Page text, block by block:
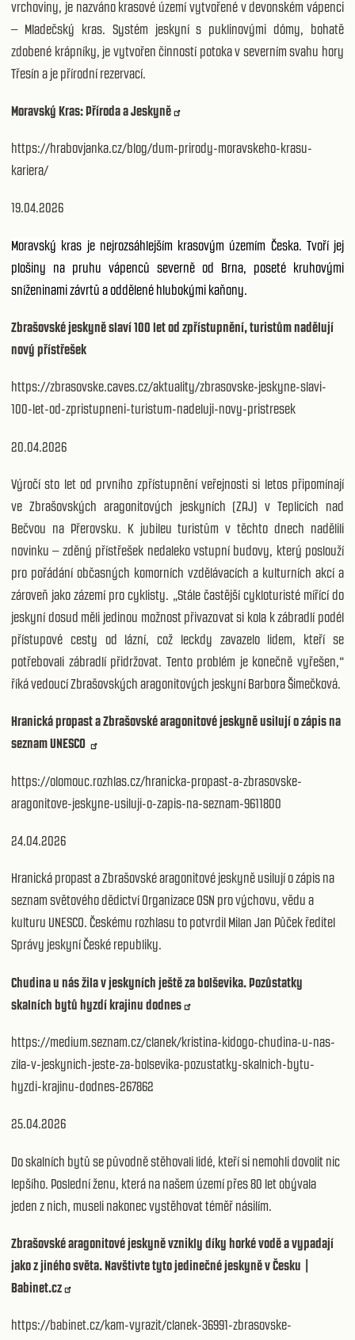
vrchoviny, je nazváno krasové území vytvořené v devonském vápenci
– Mladečský kras. Systém jeskyní s puklinovými dómy, bohatě
zdobené krápníky, je vytvořen činností potoka v severním svahu hory
Třesín a je přírodní rezervací.
Moravský Kras: Příroda a Jeskyně
https://hrabovjanka.cz/blog/dum-prirody-moravskeho-krasu-
kariera/
19.04.2026
Moravský kras je nejrozsáhlejším krasovým územím Česka. Tvoří jej
plošiny na pruhu vápenců severně od Brna, poseté kruhovými
sníženinami závrtů a oddělené hlubokými kaňony.
Zbrašovské jeskyně slaví 100 let od zpřístupnění, turistům nadělují
nový přístřešek
https://zbrasovske.caves.cz/aktuality/zbrasovske-jeskyne-slavi-
100-let-od-zpristupneni-turistum-nadeluji-novy-pristresek
20.04.2026
Výročí sto let od prvního zpřístupnění veřejnosti si letos připomínají
ve Zbrašovských aragonitových jeskyních (ZAJ) v Teplicích nad
Bečvou na Přerovsku. K jubileu turistům v těchto dnech nadělili
novinku – zděný přístřešek nedaleko vstupní budovy, který poslouží
pro pořádání občasných komorních vzdělávacích a kulturních akcí a
zároveň jako zázemí pro cyklisty. „Stále častější cykloturisté mířící do
jeskyní dosud měli jedinou možnost přivazovat si kola k zábradlí podél
přístupové cesty od lázní, což leckdy zavazelo lidem, kteří se
potřebovali zábradlí přidržovat. Tento problém je konečně vyřešen,“
říká vedoucí Zbrašovských aragonitových jeskyní Barbora Šimečková.
Hranická propast a Zbrašovské aragonitové jeskyně usilují o zápis na
seznam UNESCO
https://olomouc.rozhlas.cz/hranicka-propast-a-zbrasovske-
aragonitove-jeskyne-usiluji-o-zapis-na-seznam-9611800
24.04.2026
Hranická propast a Zbrašovské aragonitové jeskyně usilují o zápis na
seznam světového dědictví Organizace OSN pro výchovu, vědu a
kulturu UNESCO. Českému rozhlasu to potvrdil Milan Jan Půček ředitel
Správy jeskyní České republiky.
Chudina u nás žila v jeskyních ještě za bolševika. Pozůstatky
skalních bytů hyzdí krajinu dodnes
https://medium.seznam.cz/clanek/kristina-kidogo-chudina-u-nas-
zila-v-jeskynich-jeste-za-bolsevika-pozustatky-skalnich-bytu-
hyzdi-krajinu-dodnes-267862
25.04.2026
Do skalních bytů se původně stěhovali lidé, kteří si nemohli dovolit nic
lepšího. Poslední ženu, která na našem území přes 80 let obývala
jeden z nich, museli nakonec vystěhovat téměř násilím.
Zbrašovské aragonitové jeskyně vznikly díky horké vodě a vypadají
jako z jiného světa. Navštivte tyto jedinečné jeskyně v Česku |
Babinet.cz
https://babinet.cz/kam-vyrazit/clanek-36991-zbrasovske-